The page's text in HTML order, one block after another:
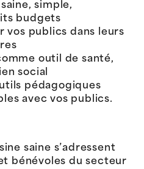
simple,
budgets
vos publics dans leurs
outil de santé,
social
pédagogiques
avec vos publics.
saine s’adressent
bénévoles du secteur